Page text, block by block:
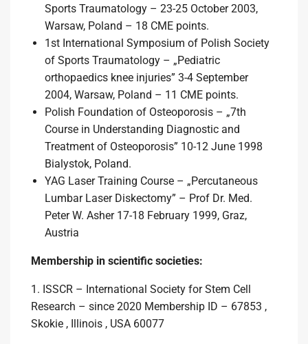
Sports Traumatology – 23-25 October 2003,
Warsaw, Poland – 18 CME points.
1st International Symposium of Polish Society
of Sports Traumatology – „Pediatric
orthopaedics knee injuries” 3-4 September
2004, Warsaw, Poland – 11 CME points.
Polish Foundation of Osteoporosis – „7th
Course in Understanding Diagnostic and
Treatment of Osteoporosis” 10-12 June 1998
Bialystok, Poland.
YAG Laser Training Course – „Percutaneous
Lumbar Laser Diskectomy” – Prof Dr. Med.
Peter W. Asher 17-18 February 1999, Graz,
Austria
Membership in scientific societies:
1. ISSCR – International Society for Stem Cell
Research – since 2020 Membership ID – 67853 ,
Skokie , Illinois , USA 60077